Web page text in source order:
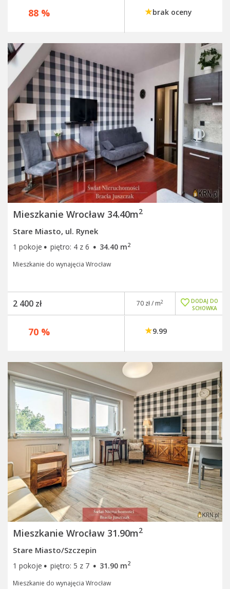
88 % brak oceny
Mieszkanie Wrocław 34.40m2
Stare Miasto, ul. Rynek
1 pokoje · piętro: 4 z 6 · 34.40 m2
Mieszkanie do wynajęcia Wrocław
2 400 zł
DODAJ DO
SCHOWKA
70 zł / m2
70 % 9.99
Mieszkanie Wrocław 31.90m2
Stare Miasto/Szczepin
1 pokoje · piętro: 5 z 7 · 31.90 m2
Mieszkanie do wynajęcia Wrocław